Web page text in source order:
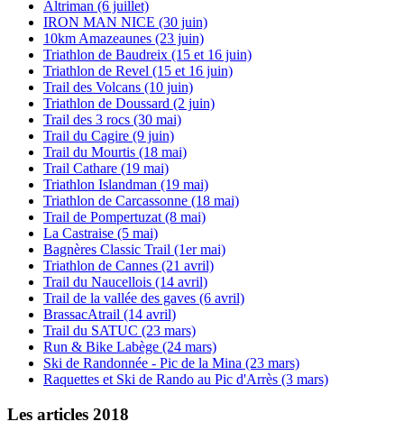
Altriman (6 juillet)
IRON MAN NICE (30 juin)
10km Amazeaunes (23 juin)
Triathlon de Baudreix (15 et 16 juin)
Triathlon de Revel (15 et 16 juin)
Trail des Volcans (10 juin)
Triathlon de Doussard (2 juin)
Trail des 3 rocs (30 mai)
Trail du Cagire (9 juin)
Trail du Mourtis (18 mai)
Trail Cathare (19 mai)
Triathlon Islandman (19 mai)
Triathlon de Carcassonne (18 mai)
Trail de Pompertuzat (8 mai)
La Castraise (5 mai)
Bagnères Classic Trail (1er mai)
Triathlon de Cannes (21 avril)
Trail du Naucellois (14 avril)
Trail de la vallée des gaves (6 avril)
BrassacAtrail (14 avril)
Trail du SATUC (23 mars)
Run & Bike Labège (24 mars)
Ski de Randonnée - Pic de la Mina (23 mars)
Raquettes et Ski de Rando au Pic d'Arrès (3 mars)
Les articles 2018